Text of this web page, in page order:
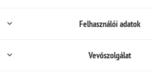
Felhasználói adatok
Vevőszolgálat